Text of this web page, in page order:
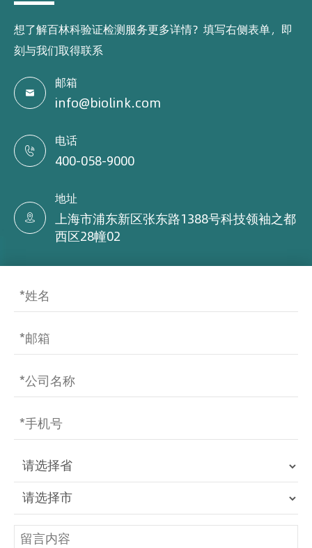
想了解百林科验证检测服务更多详情？填写右侧表单，即
刻与我们取得联系

邮箱
info@biolink.com

电话
400-058-9000

地址
上海市浦东新区张东路1388号科技领袖之都
西区28幢02